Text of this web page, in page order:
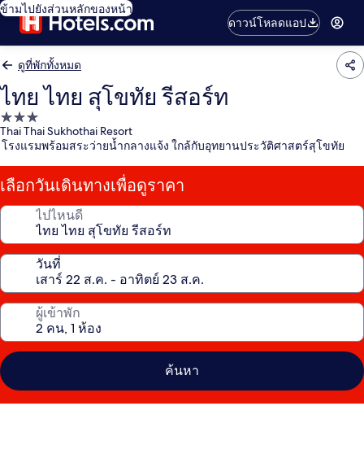
ข้ามไปยังส่วนหลักของหน้า
ดาวน์โหลดแอป
ดูที่พักทั้งหมด
ไทย ไทย สุโขทัย รีสอร์ท
ที่พัก
3.0
Thai Thai Sukhothai Resort
โรงแรมพร้อมสระว่ายน้ำกลางแจ้ง ใกล้กับอุทยานประวัติศาสตร์สุโขทัย
เลือกวันเดินทางเพื่อดูราคา
ไปไหนดี
วันที่
ผู้เข้าพัก
ค้นหา